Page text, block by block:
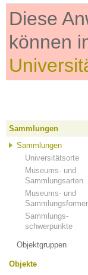
Diese
können
Sammlungen
Sammlungen
Universitätsorte
Museums- und
Sammlungsarten
Museums- und
Sammlungs-
schwerpunkte
Objektgruppen
Objekte